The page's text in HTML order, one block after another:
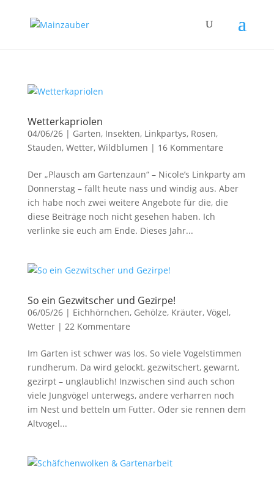
Wetterkapriolen
04/06/26| Garten, Insekten, Linkpartys, Rosen,
Stauden, Wetter, Wildblumen | 16 Kommentare
Der „Plausch am Gartenzaun“ – Nicole’s Linkparty am
Donnerstag – fällt heute nass und windig aus. Aber
ich habe noch zwei weitere Angebote für die, die
diese Beiträge noch nicht gesehen haben. Ich
verlinke sie euch am Ende. Dieses Jahr...
So ein Gezwitscher und Gezirpe!
06/05/26| Eichhörnchen, Gehölze, Kräuter, Vögel,
Wetter| 22 Kommentare
Im Garten ist schwer was los. So viele Vogelstimmen
rundherum. Da wird gelockt, gezwitschert, gewarnt,
gezirpt – unglaublich! Inzwischen sind auch schon
viele Jungvögel unterwegs, andere verharren noch
im Nest und betteln um Futter. Oder sie rennen dem
Altvogel...